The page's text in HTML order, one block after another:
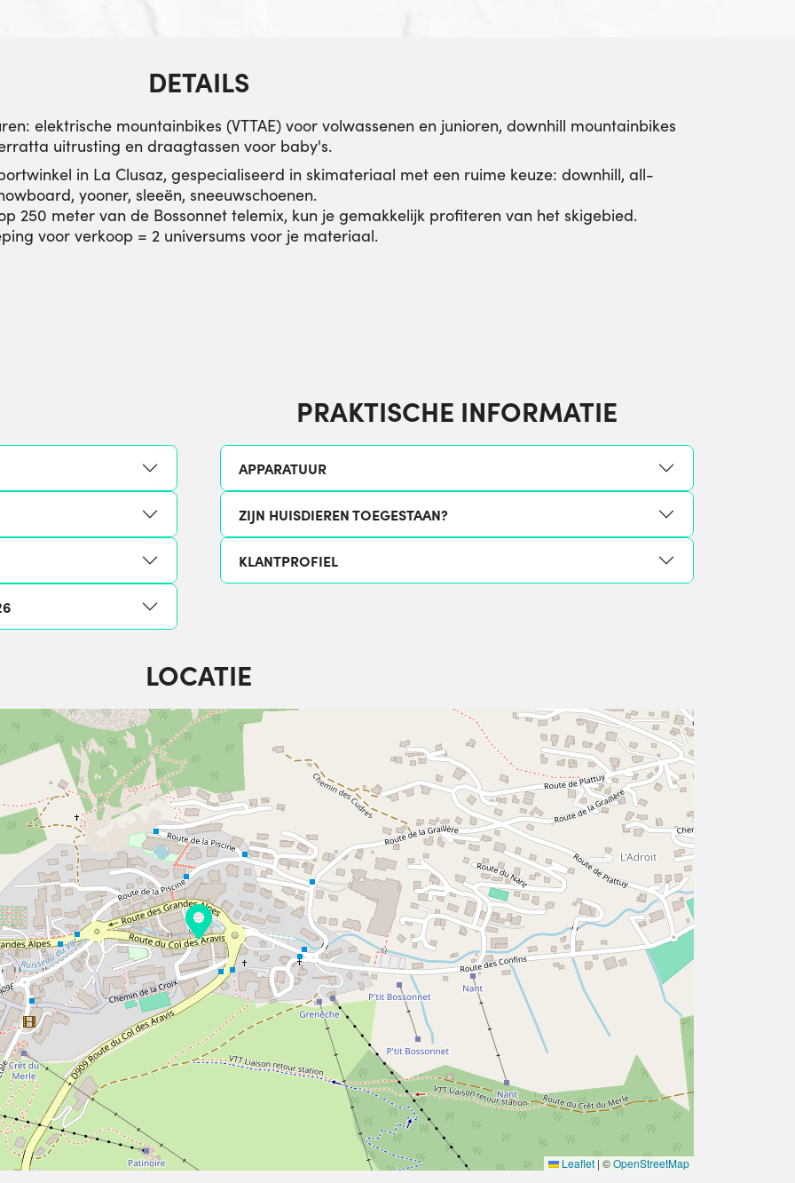
DETAILS
elektrische mountainbikes (VTTAE) voor volwassenen en junioren, downhill mountainbikes
uitrusting en draagtassen voor baby's.
in La Clusaz, gespecialiseerd in skimateriaal met een ruime keuze: downhill, all-
yooner, sleeën, sneeuwschoenen.
250 meter van de Bossonnet telemix, kun je gemakkelijk profiteren van het skigebied.
voor verkoop = 2 universums voor je materiaal.
PRAKTISCHE INFORMATIE
APPARATUUR
ZIJN HUISDIEREN TOEGESTAAN?
KLANTPROFIEL
LOCATIE
Leaflet | ©OpenStreetMap